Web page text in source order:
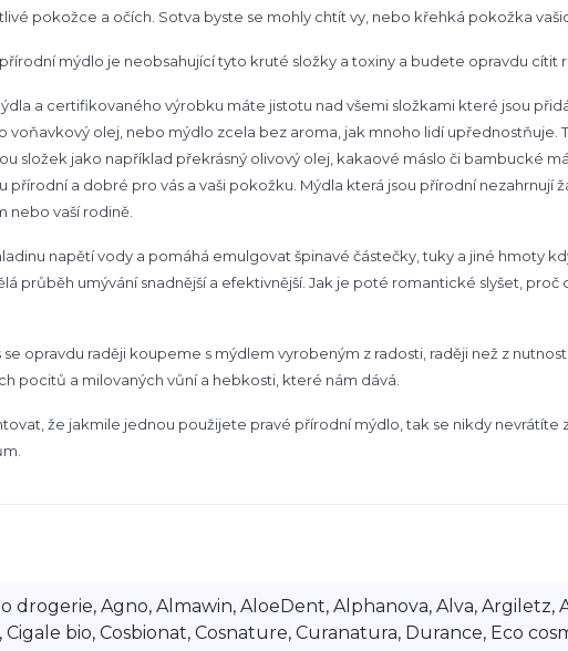
pokožce a očích. Sotva byste se mohly chtít vy, nebo křehká pokožka
mýdlo je neobsahující tyto kruté složky a toxiny a budete opravdu cítit
a certifikovaného výrobku máte jistotu nad všemi složkami které jsou
voňavkový olej, nebo mýdlo zcela bez aroma, jak mnoho lidí upřednostňuje.
složek jako například překrásný olivový olej, kakaové máslo či bambucké
přírodní a dobré pro vás a vaši pokožku. Mýdla která jsou přírodní
nebo vaší rodině.
napětí vody a pomáhá emulgovat špinavé částečky, tuky a jiné hmoty
průběh umývání snadnější a efektivnější. Jak je poté romantické slyšet,
se opravdu raději koupeme s mýdlem vyrobeným z radosti, raději než z
pocitů a milovaných vůní a hebkosti, které nám dává.
že jakmile jednou použijete pravé přírodní mýdlo, tak se nikdy nevrátíte
drogerie, Agno, Almawin, AloeDent, Alphanova, Alva, Argiletz,
bio, Cosbionat, Cosnature, Curanatura, Durance, Eco